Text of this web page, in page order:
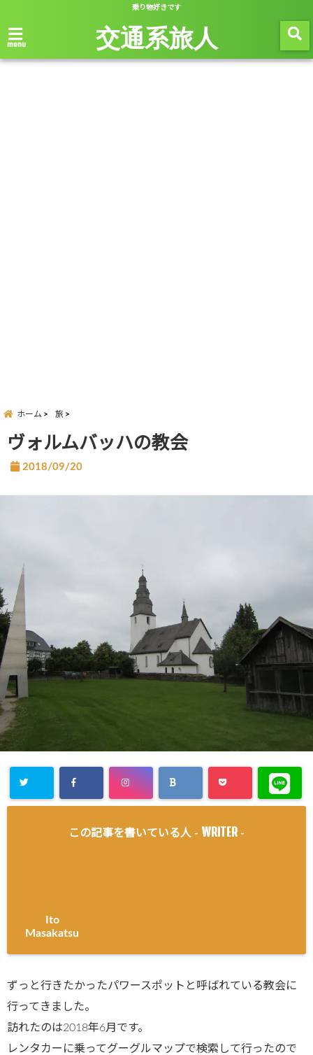
乗り物好きです
menu 交通系旅人
ホーム 旅
ヴォルムバッハの教会
2018/09/20
この記事を書いている人 - WRITER -
Ito
Masakatsu
ずっと行きたかったパワースポットと呼ばれている教会に
行ってきました。
訪れたのは2018年6月です。
レンタカーに乗ってグーグルマップで検索して行ったので